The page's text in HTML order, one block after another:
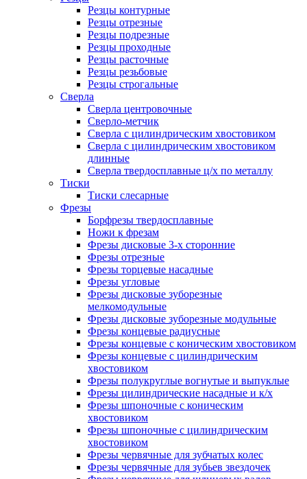
Резцы контурные
Резцы отрезные
Резцы подрезные
Резцы проходные
Резцы расточные
Резцы резьбовые
Резцы строгальные
Сверла
Сверла центровочные
Сверло-метчик
Сверла с цилиндрическим хвостовиком
Сверла с цилиндрическим хвостовиком
длинные
Сверла твердосплавные ц/х по металлу
Тиски
Тиски слесарные
Фрезы
Борфрезы твердосплавные
Ножи к фрезам
Фрезы дисковые 3-х сторонние
Фрезы отрезные
Фрезы торцевые насадные
Фрезы угловые
Фрезы дисковые зуборезные
мелкомодульные
Фрезы дисковые зуборезные модульные
Фрезы концевые радиусные
Фрезы концевые с коническим хвостовиком
Фрезы концевые с цилиндрическим
хвостовиком
Фрезы полукруглые вогнутые и выпуклые
Фрезы цилиндрические насадные и к/х
Фрезы шпоночные с коническим
хвостовиком
Фрезы шпоночные с цилиндрическим
хвостовиком
Фрезы червячные для зубчатых колес
Фрезы червячные для зубьев звездочек